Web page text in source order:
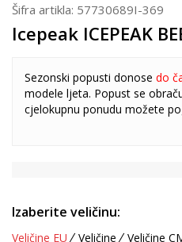
Šifra artikla: 57730689I-369
Icepeak ICEPEAK
Sezonski popusti donose do
modele ljeta. Popust se
cjelokupnu ponudu možete
Izaberite veličinu:
Veličine EU Veličine Veličine